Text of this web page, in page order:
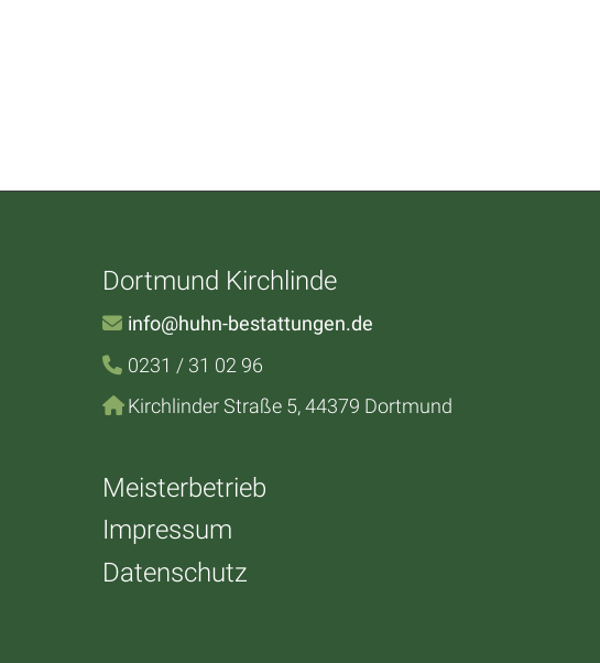
Dortmund Kirchlinde
info@huhn-bestattungen.de
0231 / 31 02 96
Kirchlinder Straße 5, 44379 Dortmund
Meisterbetrieb
Impressum
Datenschutz